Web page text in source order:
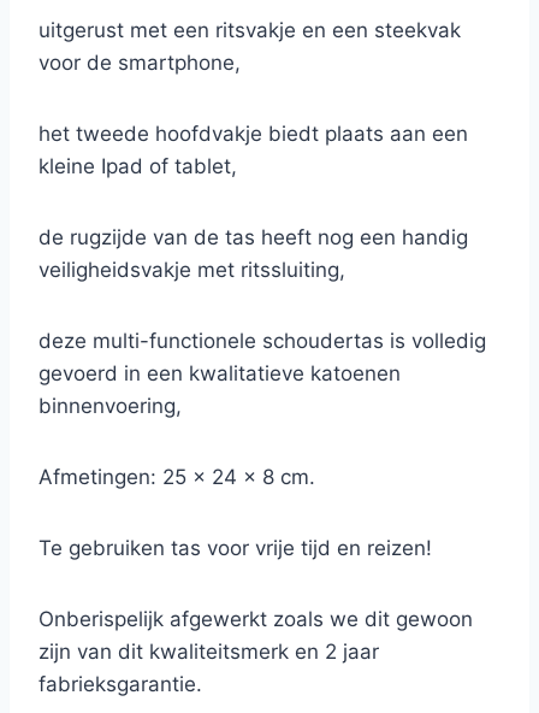
uitgerust met een ritsvakje en een steekvak
voor de smartphone,
het tweede hoofdvakje biedt plaats aan een
kleine Ipad of tablet,
de rugzijde van de tas heeft nog een handig
veiligheidsvakje met ritssluiting,
deze multi-functionele schoudertas is volledig
gevoerd in een kwalitatieve katoenen
binnenvoering,
Afmetingen: 25 x 24 x 8 cm.
Te gebruiken tas voor vrije tijd en reizen!
Onberispelijk afgewerkt zoals we dit gewoon
zijn van dit kwaliteitsmerk en 2 jaar
fabrieksgarantie.